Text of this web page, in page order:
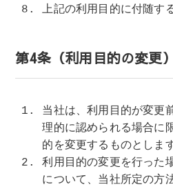
上記の利用目的に付随す
第4条（利用目的の変更）
当社は、利用目的が変更
理的に認められる場合に
的を変更するものとします
利用目的の変更を行った
について、当社所定の方